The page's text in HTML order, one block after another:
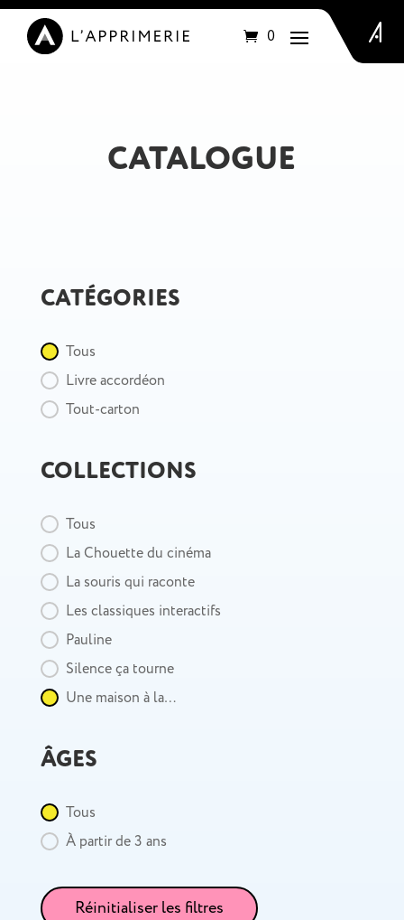
0
CATALOGUE
CATÉGORIES
Catégorie
Tous
Livre accordéon
Tout-carton
COLLECTIONS
Collection
Tous
La Chouette du cinéma
La souris qui raconte
Les classiques interactifs
Pauline
Silence ça tourne
Une maison à la…
ÂGES
ÂgeTous
À partir de 3 ans
Réinitialiser les filtres